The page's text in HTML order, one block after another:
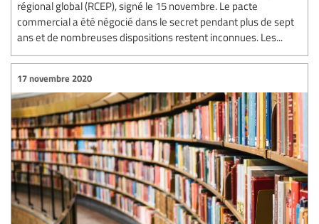
régional global (RCEP), signé le 15 novembre. Le pacte
commercial a été négocié dans le secret pendant plus de sept
ans et de nombreuses dispositions restent inconnues. Les...
17 novembre 2020